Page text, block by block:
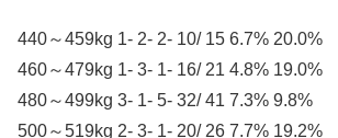
440～459kg 1- 2- 2- 10/ 15 6.7% 20.0%
460～479kg 1- 3- 1- 16/ 21 4.8% 19.0%
480～499kg 3- 1- 5- 32/ 41 7.3% 9.8%
500～519kg 2- 3- 1- 20/ 26 7.7% 19.2%